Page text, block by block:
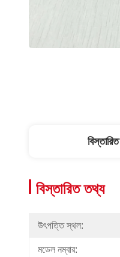
বিস্তারিত তথ্য
উৎপত্তি স্থল:
মডেল নম্বার: